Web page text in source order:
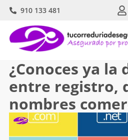
910 133 481
¿Conoces ya la
entre registro,
nombres